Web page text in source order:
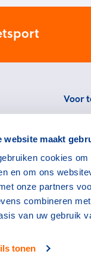
website maakt
cookies
en om ons
onze partners
combineren
van uw gebruik
tonen
Voor